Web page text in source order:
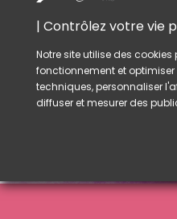
Conseil :
| Contrôlez votre vie
Notre site utilise des
fonctionnement et
techniques, personnaliser
diffuser et mesurer des